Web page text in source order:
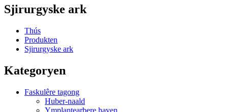
Sjirurgyske ark
Thús
Produkten
Sjirurgyske ark
Kategoryen
Faskulêre tagong
Huber-naald
Ymplantearbere haven